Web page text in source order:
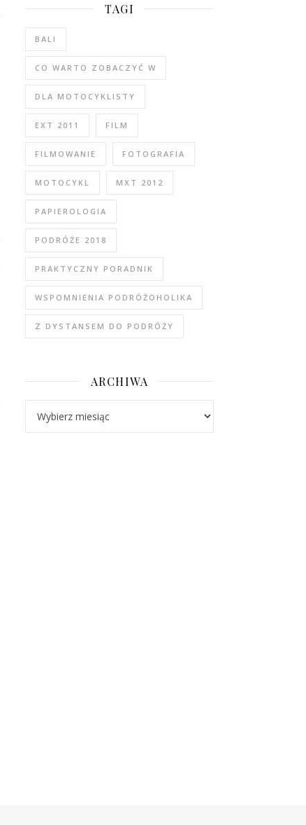
TAGI
BALI
CO WARTO ZOBACZYĆ W
DLA MOTOCYKLISTY
EXT 2011 FILM
FILMOWANIE FOTOGRAFIA
MOTOCYKL MXT 2012
PAPIEROLOGIA
PODRÓŻE 2018
PRAKTYCZNY PORADNIK
WSPOMNIENIA PODRÓŻOHOLIKA
Z DYSTANSEM DO PODRÓŻY
ARCHIWA